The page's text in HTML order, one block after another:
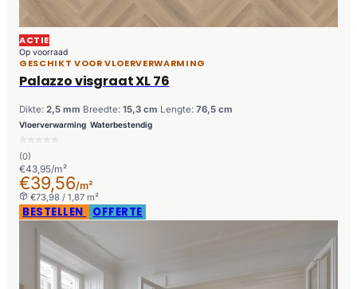
ACTIE
Op voorraad
GESCHIKT VOOR VLOERVERWARMING
Palazzo visgraat XL 76
Dikte: 2,5 mm Breedte: 15,3 cm Lengte: 76,5 cm
Vloerverwarming Waterbestendig
(0)
€43,95/m²
€39,56/m²
€73,98 / 1,87 m²
BESTELLEN OFFERTE